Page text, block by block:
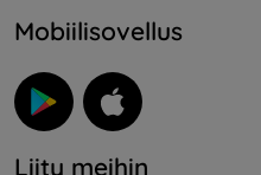
Mobiilisovellus
Liity meihin